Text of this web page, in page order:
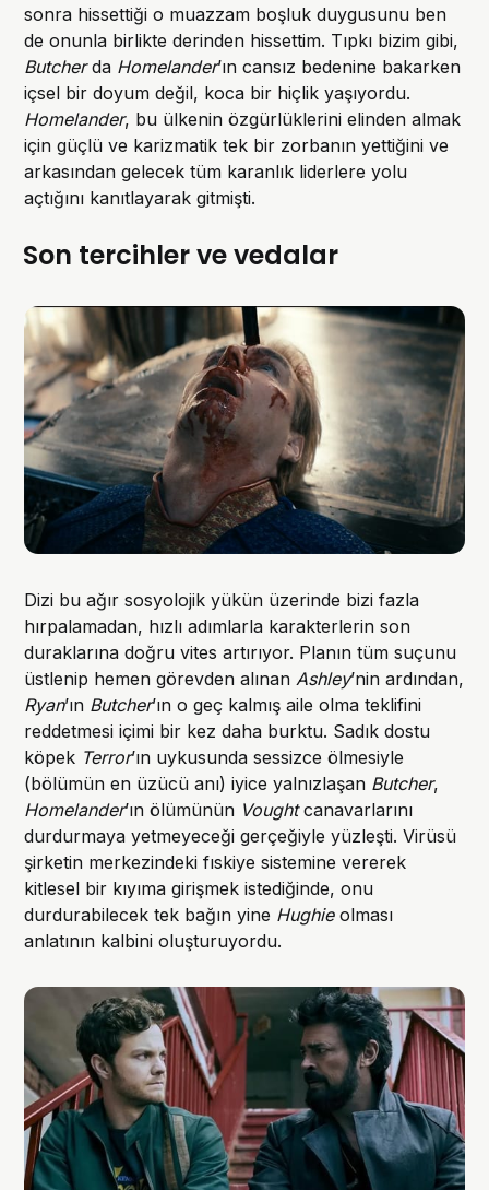
sonra hissettiği o muazzam boşluk duygusunu ben
de onunla birlikte derinden hissettim. Tıpkı bizim gibi,
Butcherda Homelander’ın cansız bedenine bakarken
içsel bir doyum değil, koca bir hiçlik yaşıyordu.
Homelander, bu ülkenin özgürlüklerini elinden almak
için güçlü ve karizmatik tek bir zorbanın yettiğini ve
arkasından gelecek tüm karanlık liderlere yolu
açtığını kanıtlayarak gitmişti.
Son tercihler ve vedalar
Dizi bu ağır sosyolojik yükün üzerinde bizi fazla
hırpalamadan, hızlı adımlarla karakterlerin son
duraklarına doğru vites artırıyor. Planın tüm suçunu
üstlenip hemen görevden alınanAshley’nin ardından,
Ryan’ın Butcher’ın o geç kalmış aile olma teklifini
reddetmesi içimi bir kez daha burktu. Sadık dostu
köpek Terror’ın uykusunda sessizce ölmesiyle
(bölümün en üzücü anı) iyice yalnızlaşan Butcher,
Homelander’ın ölümünün Voughtcanavarlarını
durdurmaya yetmeyeceği gerçeğiyle yüzleşti. Virüsü
şirketin merkezindeki fıskiye sistemine vererek
kitlesel bir kıyıma girişmek istediğinde, onu
durdurabilecek tek bağın yine Hughieolması
anlatının kalbini oluşturuyordu.